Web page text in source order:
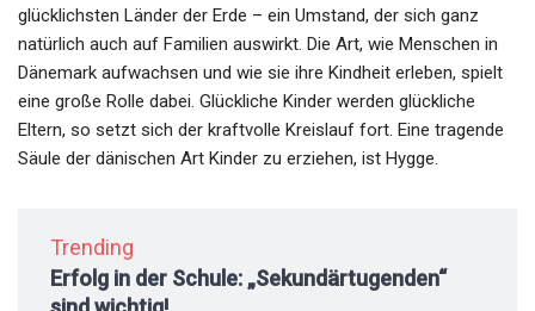
glücklichsten Länder der Erde – ein Umstand, der sich ganz
natürlich auch auf Familien auswirkt. Die Art, wie Menschen in
Dänemark aufwachsen und wie sie ihre Kindheit erleben, spielt
eine große Rolle dabei. Glückliche Kinder werden glückliche
Eltern, so setzt sich der kraftvolle Kreislauf fort. Eine tragende
Säule der dänischen Art Kinder zu erziehen, ist Hygge.
Trending
Erfolg in der Schule: „Sekundärtugenden“